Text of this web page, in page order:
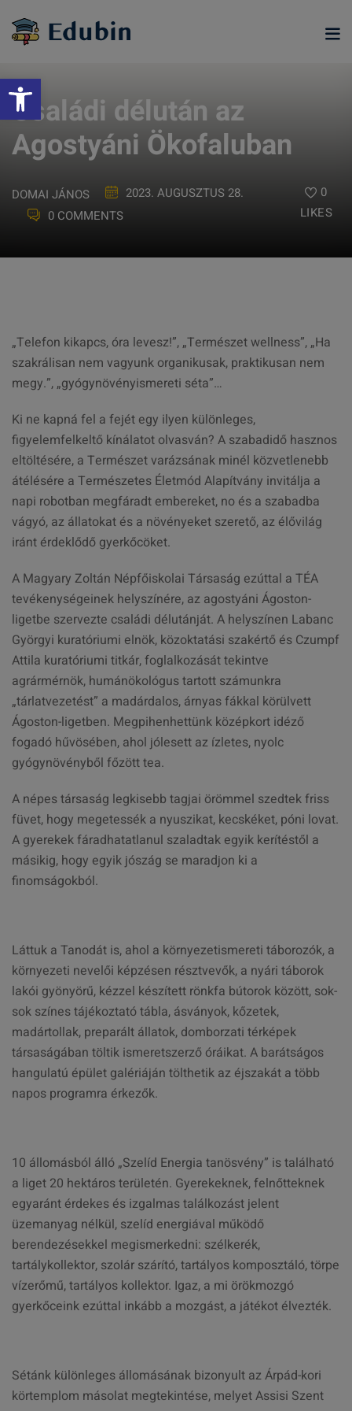
Eszköztár megnyitása
content
Családi délután az
Agostyáni Ökofaluban
DOMAI JÁNOS
2023. AUGUSZTUS 28.
0 COMMENTS
0
LIKES
„Telefon kikapcs, óra levesz!”, „Természet wellness”, „Ha
szakrálisan nem vagyunk organikusak, praktikusan nem
megy.”, „gyógynövényismereti séta”…
Ki ne kapná fel a fejét egy ilyen különleges,
figyelemfelkeltő kínálatot olvasván? A szabadidő hasznos
eltöltésére, a Természet varázsának minél közvetlenebb
átélésére a Természetes Életmód Alapítvány invitálja a
napi robotban megfáradt embereket, no és a szabadba
vágyó, az állatokat és a növényeket szerető, az élővilág
iránt érdeklődő gyerkőcöket.
A Magyary Zoltán Népfőiskolai Társaság ezúttal a TÉA
tevékenységeinek helyszínére, az agostyáni Ágoston-
ligetbe szervezte családi délutánját. A helyszínen Labanc
Györgyi kuratóriumi elnök, közoktatási szakértő és Czumpf
Attila kuratóriumi titkár, foglalkozását tekintve
agrármérnök, humánökológus tartott számunkra
„tárlatvezetést” a madárdalos, árnyas fákkal körülvett
Ágoston-ligetben. Megpihenhettünk középkort idéző
fogadó hűvösében, ahol jólesett az ízletes, nyolc
gyógynövényből főzött tea.
A népes társaság legkisebb tagjai örömmel szedtek friss
füvet, hogy megetessék a nyuszikat, kecskéket, póni lovat.
A gyerekek fáradhatatlanul szaladtak egyik kerítéstől a
másikig, hogy egyik jószág se maradjon ki a
finomságokból.
Láttuk a Tanodát is, ahol a környezetismereti táborozók, a
környezeti nevelői képzésen résztvevők, a nyári táborok
lakói gyönyörű, kézzel készített rönkfa bútorok között, sok-
sok színes tájékoztató tábla, ásványok, kőzetek,
madártollak, preparált állatok, domborzati térképek
társaságában töltik ismeretszerző óráikat. A barátságos
hangulatú épület galériáján tölthetik az éjszakát a több
napos programra érkezők.
10 állomásból álló „Szelíd Energia tanösvény” is található
a liget 20 hektáros területén. Gyerekeknek, felnőtteknek
egyaránt érdekes és izgalmas találkozást jelent
üzemanyag nélkül, szelíd energiával működő
berendezésekkel megismerkedni: szélkerék,
tartálykollektor, szolár szárító, tartályos komposztáló, törpe
vízerőmű, tartályos kollektor. Igaz, a mi örökmozgó
gyerkőceink ezúttal inkább a mozgást, a játékot élvezték.
Sétánk különleges állomásának bizonyult az Árpád-kori
körtemplom másolat megtekintése, melyet Assisi Szent